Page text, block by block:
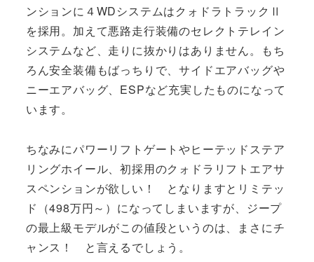
ンションに４WDシステムはクォドラトラックⅡ
を採用。加えて悪路走行装備のセレクトテレイン
システムなど、走りに抜かりはありません。もち
ろん安全装備もばっちりで、サイドエアバッグや
ニーエアバッグ、ESPなど充実したものになって
います。
ちなみにパワーリフトゲートやヒーテッドステア
リングホイール、初採用のクォドラリフトエアサ
スペンションが欲しい！ となりますとリミテッ
ド（498万円～）になってしまいますが、ジープ
の最上級モデルがこの値段というのは、まさにチ
ャンス！ と言えるでしょう。